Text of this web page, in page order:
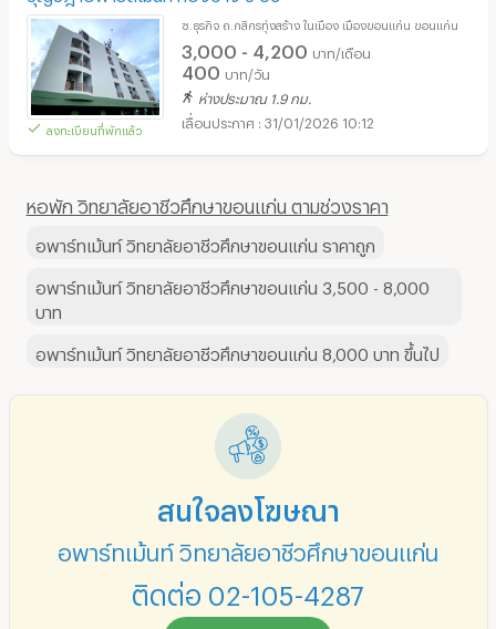
ลงทะเบียนที่พักแล้ว
ซ.ธุรกิจ ถ.กสิกรทุ่งสร้าง ในเมือง เมืองขอนแก่น ขอนแก่น
3,000 - 4,200 บาท/เดือน
400 บาท/วัน
ห่างประมาณ 1.9 กม.
31/01/2026 10:12
หอพัก วิทยาลัยอาชีวศึกษาขอนแก่น ตามช่วงราคา
อพาร์ทเม้นท์ วิทยาลัยอาชีวศึกษาขอนแก่น ราคาถูก
อพาร์ทเม้นท์ วิทยาลัยอาชีวศึกษาขอนแก่น 3,500 - 8,000
บาท
อพาร์ทเม้นท์ วิทยาลัยอาชีวศึกษาขอนแก่น 8,000 บาท ขึ้นไป
สนใจลงโฆษณา
อพาร์ทเม้นท์ วิทยาลัยอาชีวศึกษาขอนแก่น
ติดต่อ 02-105-4287